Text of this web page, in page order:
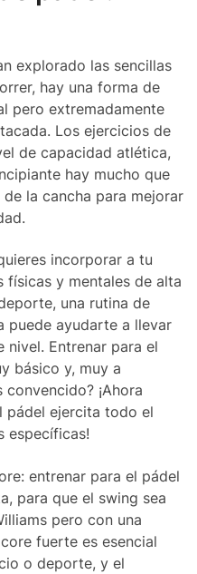
explorado las sencillas
hay una forma de
pero extremadamente
Los ejercicios de
de capacidad atlética,
hay mucho que
la cancha para mejorar
incorporar a tu
físicas y mentales de alta
una rutina de
puede ayudarte a llevar
nivel. Entrenar para el
básico y, muy a
convencido? ¡Ahora
pádel ejercita todo el
específicas!
entrenar para el pádel
para que el swing sea
pero con una
fuerte es esencial
o deporte, y el